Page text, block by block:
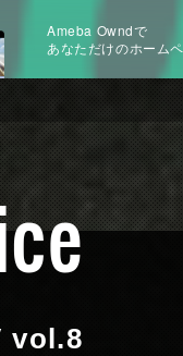
Ameba Owndで
あなただけのホーム
vol.8